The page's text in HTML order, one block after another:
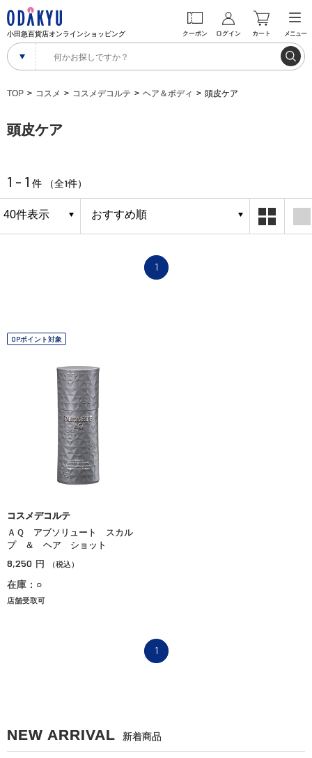
小田急百貨店オンラインショッピング クーポン ログイン カート メニュー
TOP コスメ コスメデコルテ ヘア＆ボディ 頭皮ケア
頭皮ケア
1 - 1 件 （全1件）
1
OPポイント対象
コスメデコルテ
ＡＱ アブソリュート スカル
プ ＆ ヘア ショット
8,250 円 （税込）
在庫：○
店舗受取可
1
NEW ARRIVAL 新着商品